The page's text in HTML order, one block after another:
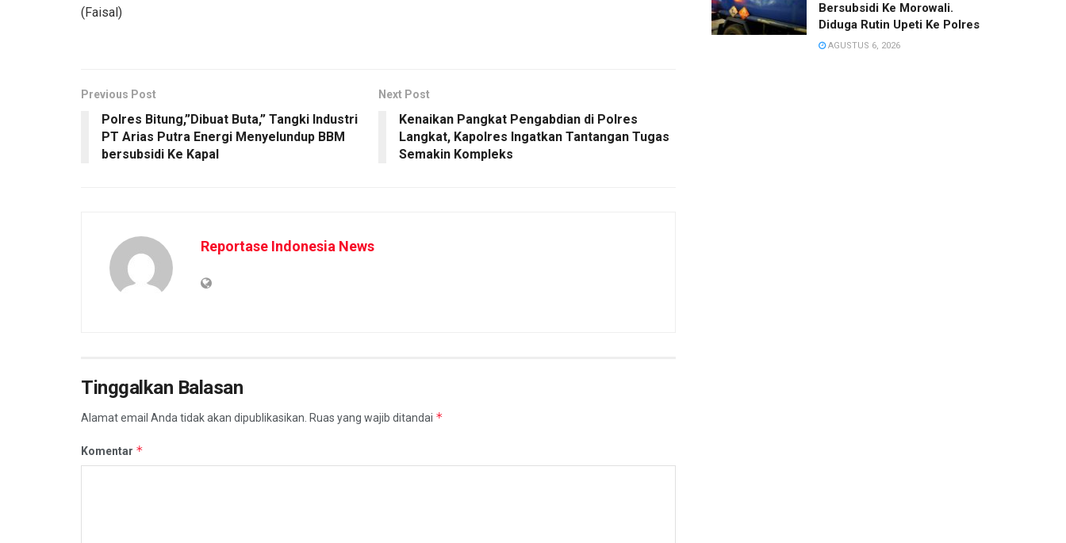
(Faisal)
Previous Post
Polres Bitung,”Dibuat Buta,” Tangki Industri
PT Arias Putra Energi Menyelundup BBM
bersubsidi Ke Kapal
Next Post
Kenaikan Pangkat Pengabdian di Polres
Langkat, Kapolres Ingatkan Tantangan Tugas
Semakin Kompleks
Reportase Indonesia News
Tinggalkan Balasan
Alamat email Anda tidak akan dipublikasikan. Ruas yang wajib ditandai *
Komentar *
Bersubsidi Ke Morowali.
Diduga Rutin Upeti Ke Polres
AGUSTUS 6, 2026